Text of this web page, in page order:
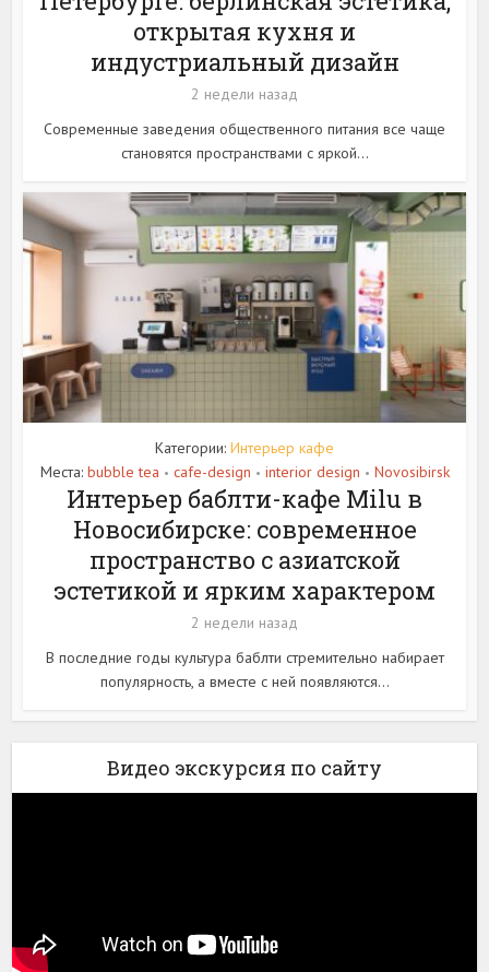
открытая кухня и
индустриальный дизайн
2 недели назад
Современные заведения общественного питания все чаще
становятся пространствами с яркой...
Категории: Интерьер кафе
Места: bubble tea • cafe-design • interior design • Novosibirsk
Интерьер баблти-кафе Milu в
Новосибирске: современное
пространство с азиатской
эстетикой и ярким характером
2 недели назад
В последние годы культура баблти стремительно набирает
популярность, а вместе с ней появляются...
Видео экскурсия по сайту